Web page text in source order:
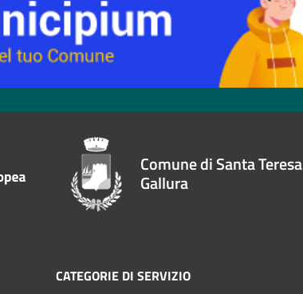
Comune di Santa Teresa
Gallura
CATEGORIE DI SERVIZIO